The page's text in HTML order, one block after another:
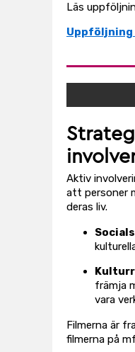
Läs
Uppföljning
Aktiv
att personer
deras liv.
främja
vara
Filmerna är
filmerna på